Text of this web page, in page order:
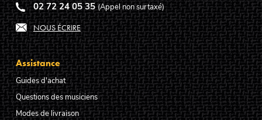
02 72 24 05 35 (Appel non surtaxé)
NOUS ÉCRIRE
Assistance
Guides d'achat
Questions des musiciens
Modes de livraison